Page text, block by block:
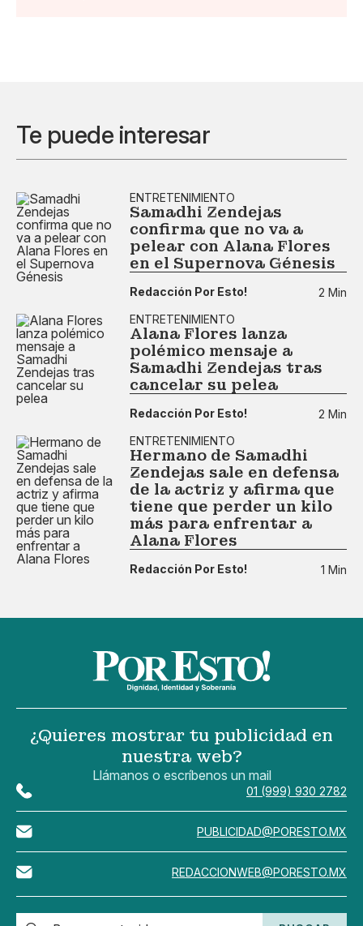
Te puede interesar
ENTRETENIMIENTO
Samadhi Zendejas
confirma que no va a
pelear con Alana Flores
en el Supernova Génesis
Redacción Por Esto!
2 Min
ENTRETENIMIENTO
Alana Flores lanza
polémico mensaje a
Samadhi Zendejas tras
cancelar su pelea
Redacción Por Esto!
2 Min
ENTRETENIMIENTO
Hermano de Samadhi
Zendejas sale en defensa
de la actriz y afirma que
tiene que perder un kilo
más para enfrentar a
Alana Flores
Redacción Por Esto! 1 Min
¿Quieres mostrar tu publicidad en
nuestra web?
Llámanos o escríbenos un mail
01 (999) 930 2782
PUBLICIDAD@PORESTO.MX
REDACCIONWEB@PORESTO.MX